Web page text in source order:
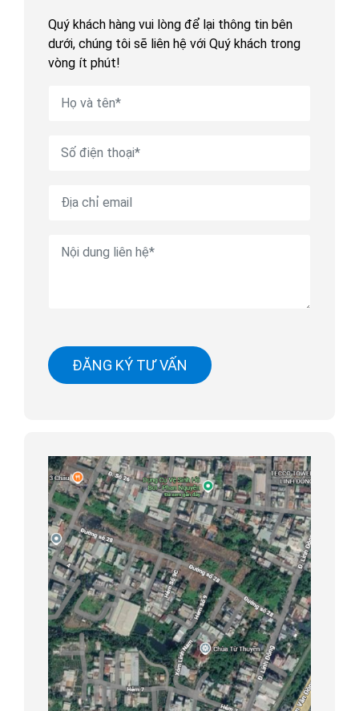
Quý khách hàng vui lòng để lại thông tin bên
dưới, chúng tôi sẽ liên hệ với Quý khách trong
vòng ít phút!
ĐĂNG KÝ TƯ VẤN